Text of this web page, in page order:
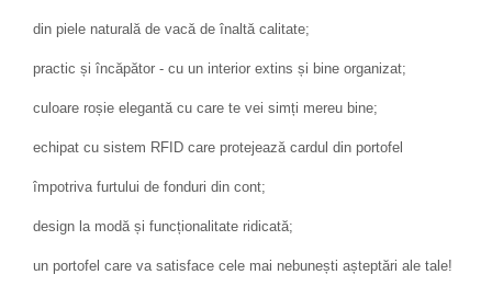
din piele naturală de vacă de înaltă calitate;
practic și încăpător - cu un interior extins și bine organizat;
culoare roșie elegantă cu care te vei simți mereu bine;
echipat cu sistem RFID care protejează cardul din portofel
împotriva furtului de fonduri din cont;
design la modă și funcționalitate ridicată;
un portofel care va satisface cele mai nebunești așteptări ale tale!